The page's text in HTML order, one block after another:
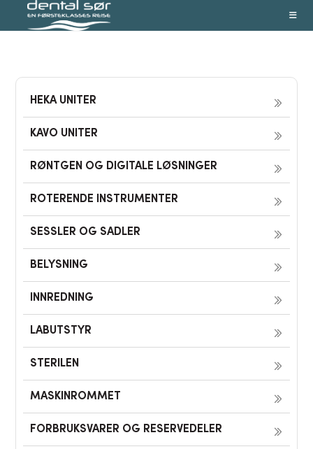
HEKA UNITER
KAVO UNITER
RØNTGEN OG DIGITALE LØSNINGER
ROTERENDE INSTRUMENTER
SESSLER OG SADLER
BELYSNING
INNREDNING
LABUTSTYR
STERILEN
MASKINROMMET
FORBRUKSVARER OG RESERVEDELER